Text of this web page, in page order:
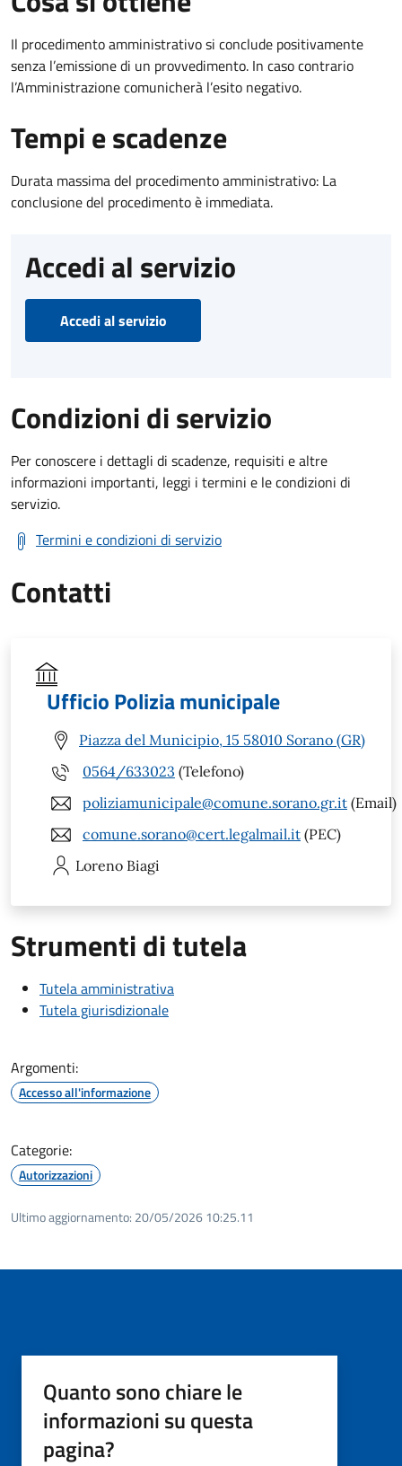
Il procedimento amministrativo si conclude positivamente
senza l’emissione di un provvedimento. In caso contrario
l’Amministrazione comunicherà l’esito negativo.
Tempi e scadenze
Durata massima del procedimento amministrativo: La
conclusione del procedimento è immediata.
Accedi al servizio
Accedi al servizio
Condizioni di servizio
Per conoscere i dettagli di scadenze, requisiti e altre
informazioni importanti, leggi i termini e le condizioni di
servizio.
Termini e condizioni di servizio
Contatti
Ufficio Polizia municipale
Piazza del Municipio, 15 58010 Sorano (GR)
0564/633023 (Telefono)
poliziamunicipale@comune.sorano.gr.it (Email)
comune.sorano@cert.legalmail.it (PEC)
Loreno Biagi
Strumenti di tutela
Tutela amministrativa
Tutela giurisdizionale
Argomenti:
Accesso all'informazione
Categorie:
Autorizzazioni
Ultimo aggiornamento: 20/05/2026 10:25.11
Quanto sono chiare le
informazioni su questa
pagina?